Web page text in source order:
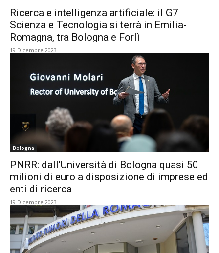
Ricerca e intelligenza artificiale: il G7
Scienza e Tecnologia si terrà in Emilia-
Romagna, tra Bologna e Forlì
19 Dicembre 2023
Bologna
PNRR: dall’Università di Bologna quasi 50
milioni di euro a disposizione di imprese ed
enti di ricerca
19 Dicembre 2023